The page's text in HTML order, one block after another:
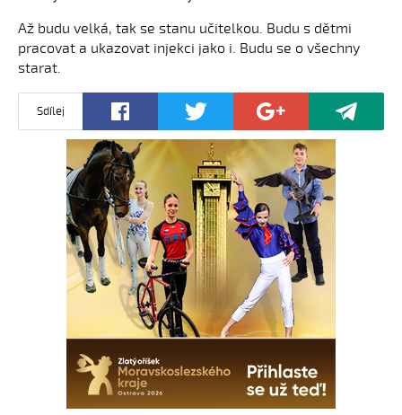
Až budu velká, tak se stanu učitelkou. Budu s dětmi
pracovat a ukazovat injekci jako i. Budu se o všechny
starat.
Sdílej